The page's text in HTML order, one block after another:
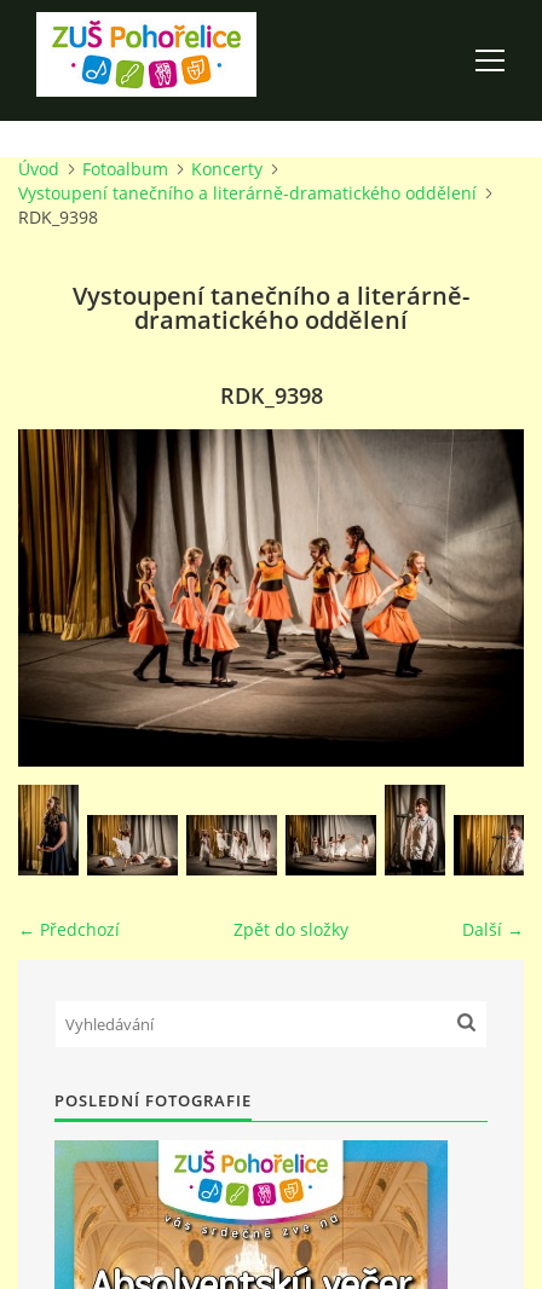
ÚVOD
AKCE ŠKOLY
PRO RODIČE
TALENTOVÉ ZKOUŠKY
STUDIJNÍ OBORY
GALERIE
PEDAGOGICKÝ SBOR
PŘÍMĚSTSKÝ TÁBOR
MISS VÝTVARNÝ MODEL
ZAMĚSTNÁNÍ
Úvod Fotoalbum
Koncerty
Vystoupení tanečního a literárně-dramatického oddělení
RDK_9398
Vystoupení tanečního a literárně-
dramatického oddělení
RDK_9398
← Předchozí Další →
Zpět do složky
POSLEDNÍ FOTOGRAFIE